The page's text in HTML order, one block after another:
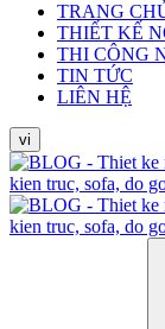
TRANG
THIẾT KẾ
THI CÔNG
TIN TỨC
LIÊN HỆ
vi